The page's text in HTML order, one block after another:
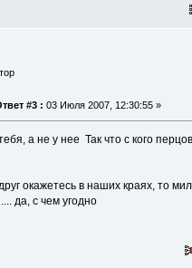
#3 : 03 Июля 2007, 12:30:55 »
а не у нее Так что с кого
окажетесь в наших краях, то
да, с чем угодно